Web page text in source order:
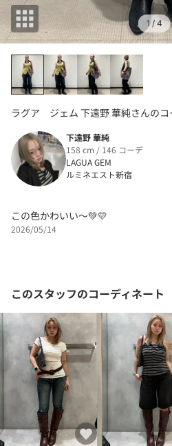
1/ 4
ラグア ジェム 下遠野 華純さんのコ
下遠野 華純
158 cm / 146 コーデ
LAGUA GEM
ルミネエスト新宿
この色かわいい〜💚💛
2026/05/14
このスタッフのコーディネート